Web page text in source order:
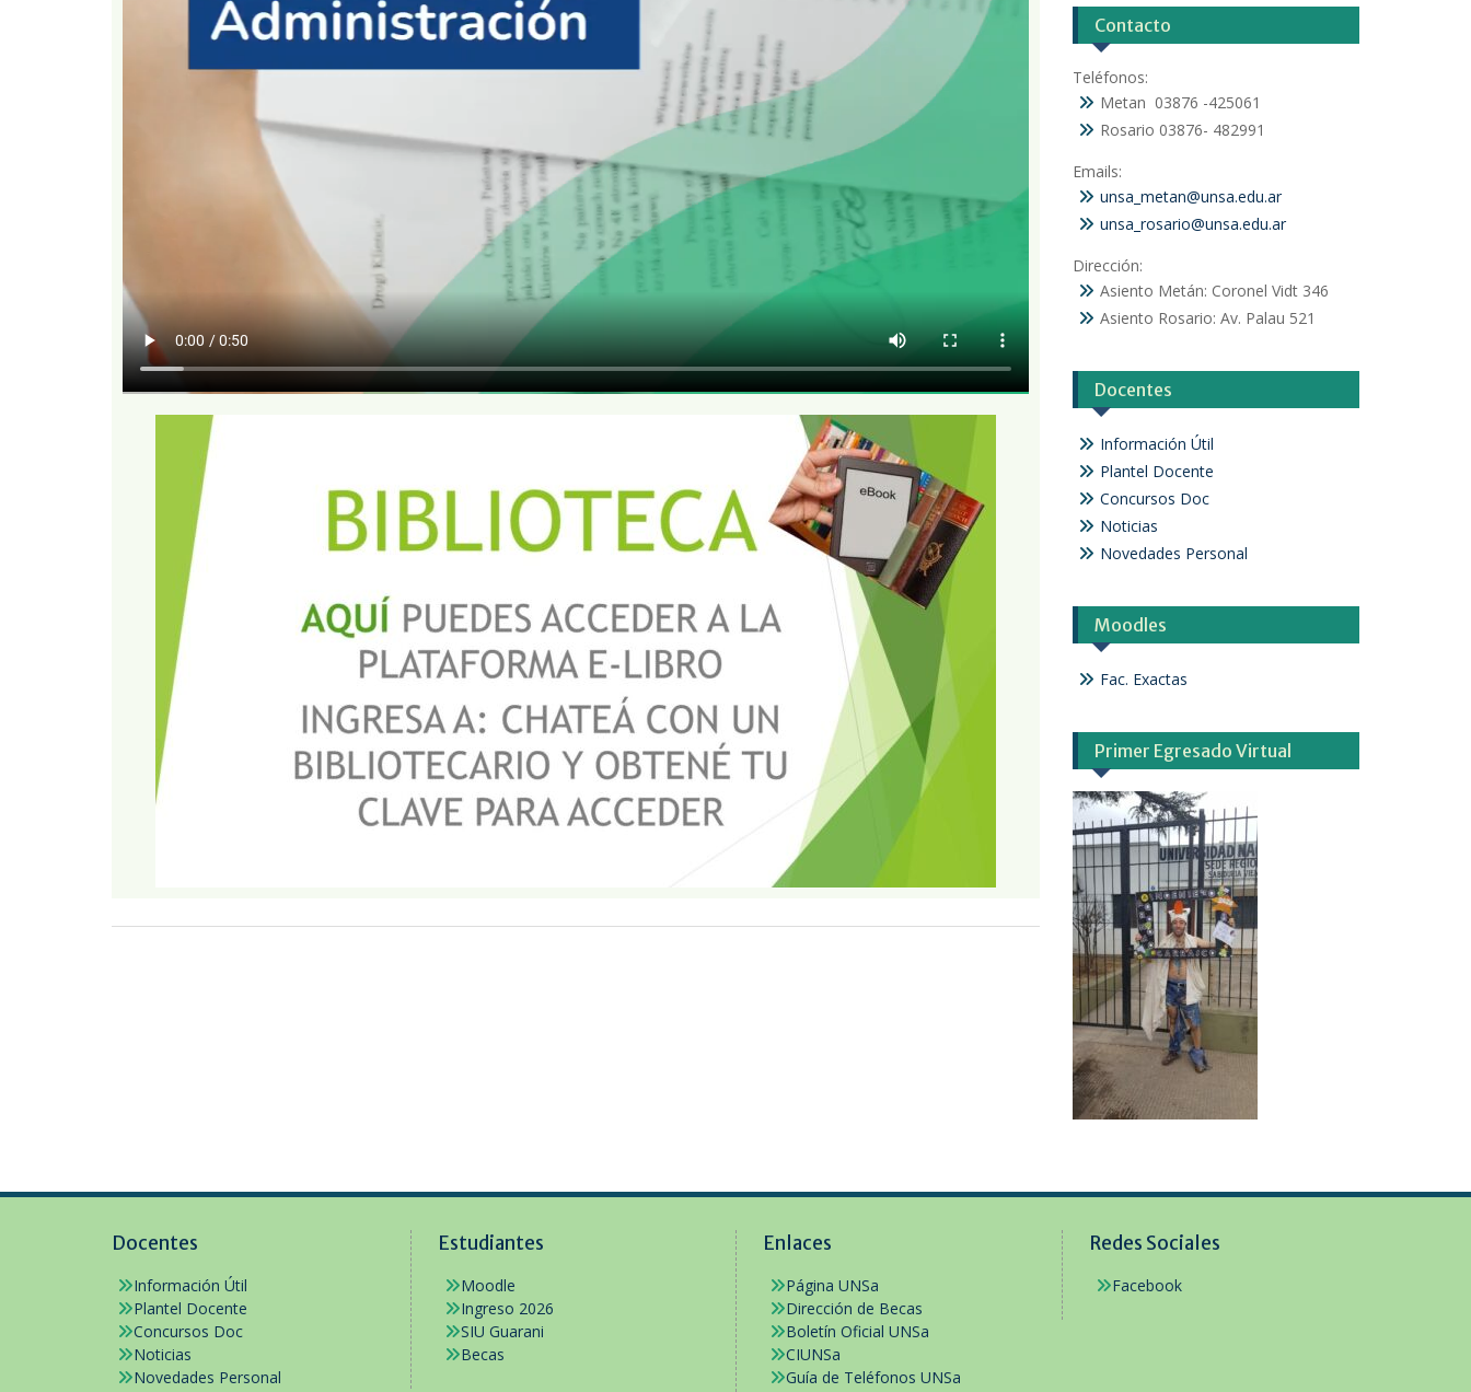
Contacto
Teléfonos:
Metan 03876 -425061
Rosario 03876- 482991
Emails:
unsa_metan@unsa.edu.ar
unsa_rosario@unsa.edu.ar
Dirección:
Asiento Metán: Coronel Vidt 346
Asiento Rosario: Av. Palau 521
Docentes
Información Útil
Plantel Docente
Concursos Doc
Noticias
Novedades Personal
Moodles
Fac. Exactas
Primer Egresado Virtual
Docentes
Información Útil
Plantel Docente
Concursos Doc
Noticias
Novedades Personal
Estudiantes
Moodle
Ingreso 2026
SIU Guarani
Becas
Enlaces
Página UNSa
Dirección de Becas
Boletín Oficial UNSa
CIUNSa
Guía de Teléfonos UNSa
Redes Sociales
Facebook